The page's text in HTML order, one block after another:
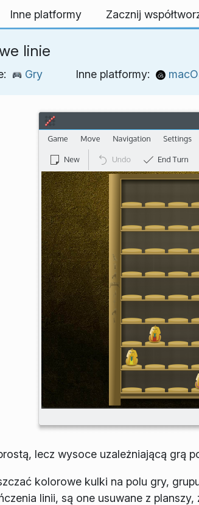
Inne platformy Zacznij
linie
Gry Inne platformy:
lecz wysoce uzależniającą grą
kolorowe kulki na polu gry,
linii, są one usuwane z